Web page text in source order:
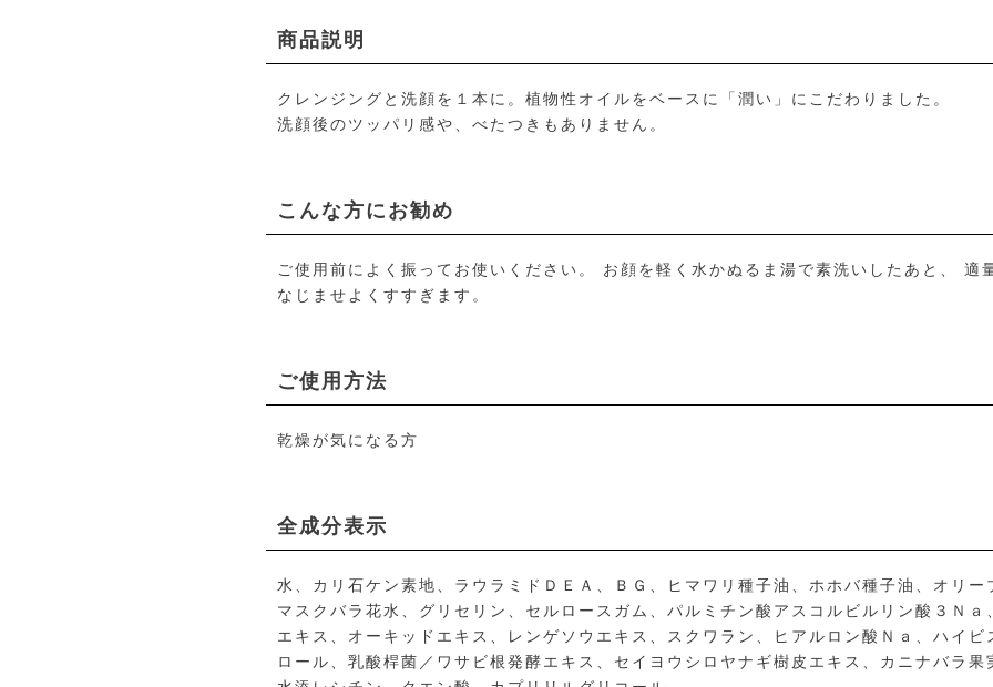
商品説明
クレンジングと洗顔を１本に。植物性オイルをベースに「潤い」にこだわりました。
洗顔後のツッパリ感や、べたつきもありません。
こんな方にお勧め
ご使用前によく振ってお使いください。 お顔を軽く水かぬるま湯で素洗いしたあと、 適
なじませよくすすぎます。
ご使用方法
乾燥が気になる方
全成分表示
水、カリ石ケン素地、ラウラミドＤＥＡ、ＢＧ、ヒマワリ種子油、ホホバ種子油、オリー
マスクバラ花水、グリセリン、セルロースガム、パルミチン酸アスコルビルリン酸３Ｎａ
エキス、オーキッドエキス、レンゲソウエキス、スクワラン、ヒアルロン酸Ｎａ、ハイビ
ロール、乳酸桿菌／ワサビ根発酵エキス、セイヨウシロヤナギ樹皮エキス、カニナバラ果